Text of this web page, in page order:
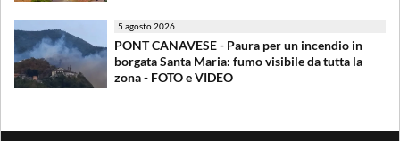
5 agosto 2026
PONT CANAVESE - Paura per un incendio in
borgata Santa Maria: fumo visibile da tutta la
zona - FOTO e VIDEO